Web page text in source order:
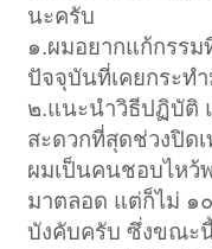
นะครับ
๑.ผมอยากแก้กรร
ปัจจุบันที่เคยกระท
๒.แนะนำวิธีปฏิบัติ
สะดวกที่สุดช่วงปิด
ผมเป็นคนชอบไหว้
มาตลอด แต่ก็ไม่ ๑
บังคับครับ ซึ่งขณะ